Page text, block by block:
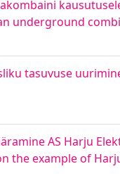
underground
tasuvuse
AS Harju
the example of